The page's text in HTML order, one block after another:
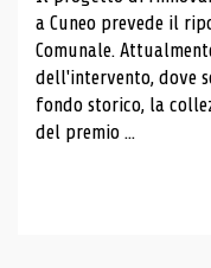
a Cuneo prevede il
Comunale.
dell'intervento, dove
fondo storico, la
del premio ...